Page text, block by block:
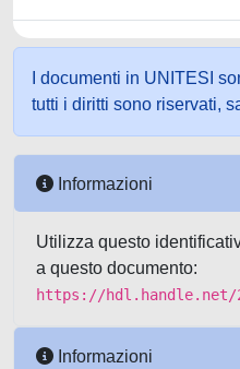
I documenti in UNITESI
tutti i diritti sono riservati,
Informazioni
Utilizza questo
a questo documento:
https://hdl.handle.net/
Informazioni